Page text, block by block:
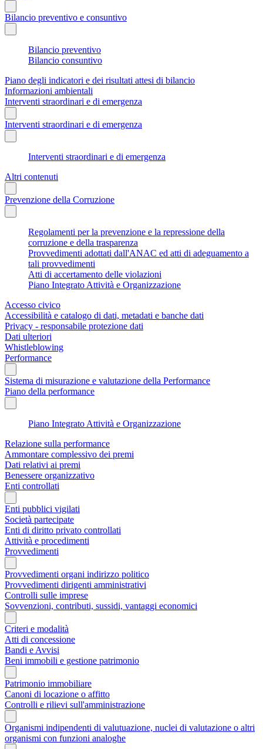
Bilancio preventivo e consuntivo
Bilancio preventivo
Bilancio consuntivo
Piano degli indicatori e dei risultati attesi di bilancio
Informazioni ambientali
Interventi straordinari e di emergenza
Interventi straordinari e di emergenza
Interventi straordinari e di emergenza
Altri contenuti
Prevenzione della Corruzione
Regolamenti per la prevenzione e la repressione della
corruzione e della trasparenza
Provvedimenti adottati dall'ANAC ed atti di adeguamento a
tali provvedimenti
Atti di accertamento delle violazioni
Piano Integrato Attività e Organizzazione
Accesso civico
Accessibilità e catalogo di dati, metadati e banche dati
Privacy - responsabile protezione dati
Dati ulteriori
Whistleblowing
Performance
Sistema di misurazione e valutazione della Performance
Piano della performance
Piano Integrato Attività e Organizzazione
Relazione sulla performance
Ammontare complessivo dei premi
Dati relativi ai premi
Benessere organizzativo
Enti controllati
Enti pubblici vigilati
Società partecipate
Enti di diritto privato controllati
Attività e procedimenti
Provvedimenti
Provvedimenti organi indirizzo politico
Provvedimenti dirigenti amministrativi
Controlli sulle imprese
Sovvenzioni, contributi, sussidi, vantaggi economici
Criteri e modalità
Atti di concessione
Bandi e Avvisi
Beni immobili e gestione patrimonio
Patrimonio immobiliare
Canoni di locazione o affitto
Controlli e rilievi sull'amministrazione
Organismi indipendenti di valutuazione, nuclei di valutazione o altri
organismi con funzioni analoghe